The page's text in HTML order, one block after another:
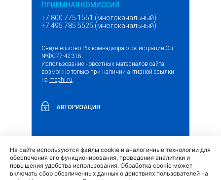
ПРИЕМНАЯ КОМИССИЯ
+7 800 775 1551 (многоканальный)
+7 495 785 5525 (многоканальный)
Свидетельство Роскомнадзора о регистрации Эл
№ФС77-42318.
Использование новостных материалов сайта
возможно только при наличии активной ссылки
на mephi.ru
АВТОРИЗАЦИЯ
Обращение граждан и организаций (внешняя
ссылка)
На сайте используются файлы cookie и аналогичные технологии для
обеспечения его функционирования, проведения аналитики и
повышения удобства использования. Обработка cookie может
включать сбор обезличенных данных о действиях пользователей на